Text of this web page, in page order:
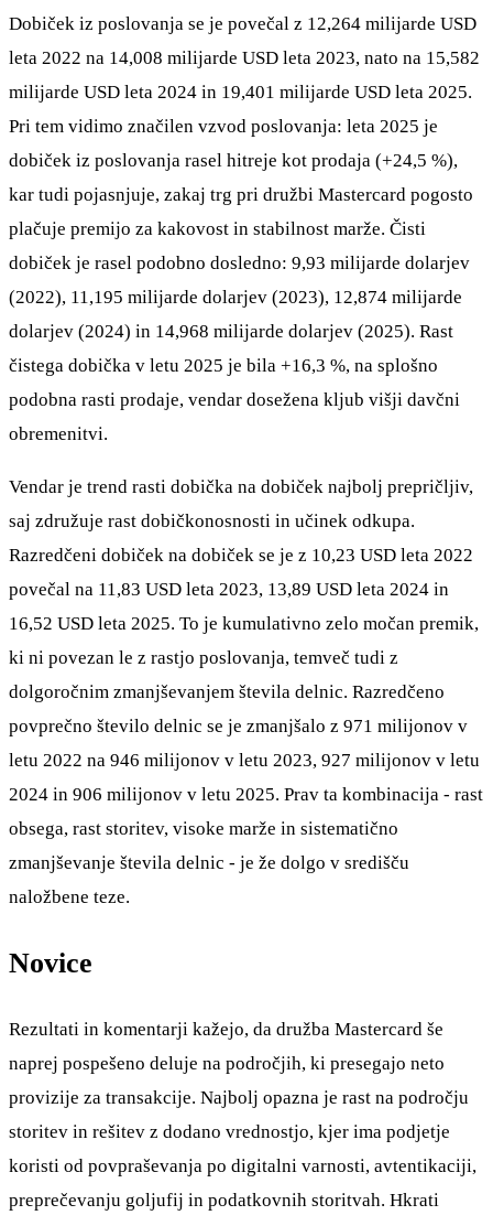
Dobiček iz poslovanja se je povečal z 12,264 milijarde USD
leta 2022 na 14,008 milijarde USD leta 2023, nato na 15,582
milijarde USD leta 2024 in 19,401 milijarde USD leta 2025.
Pri tem vidimo značilen vzvod poslovanja: leta 2025 je
dobiček iz poslovanja rasel hitreje kot prodaja (+24,5 %),
kar tudi pojasnjuje, zakaj trg pri družbi Mastercard pogosto
plačuje premijo za kakovost in stabilnost marže. Čisti
dobiček je rasel podobno dosledno: 9,93 milijarde dolarjev
(2022), 11,195 milijarde dolarjev (2023), 12,874 milijarde
dolarjev (2024) in 14,968 milijarde dolarjev (2025). Rast
čistega dobička v letu 2025 je bila +16,3 %, na splošno
podobna rasti prodaje, vendar dosežena kljub višji davčni
obremenitvi.
Vendar je trend rasti dobička na dobiček najbolj prepričljiv,
saj združuje rast dobičkonosnosti in učinek odkupa.
Razredčeni dobiček na dobiček se je z 10,23 USD leta 2022
povečal na 11,83 USD leta 2023, 13,89 USD leta 2024 in
16,52 USD leta 2025. To je kumulativno zelo močan premik,
ki ni povezan le z rastjo poslovanja, temveč tudi z
dolgoročnim zmanjševanjem števila delnic. Razredčeno
povprečno število delnic se je zmanjšalo z 971 milijonov v
letu 2022 na 946 milijonov v letu 2023, 927 milijonov v letu
2024 in 906 milijonov v letu 2025. Prav ta kombinacija - rast
obsega, rast storitev, visoke marže in sistematično
zmanjševanje števila delnic - je že dolgo v središču
naložbene teze.
Novice
Rezultati in komentarji kažejo, da družba Mastercard še
naprej pospešeno deluje na področjih, ki presegajo neto
provizije za transakcije. Najbolj opazna je rast na področju
storitev in rešitev z dodano vrednostjo, kjer ima podjetje
koristi od povpraševanja po digitalni varnosti, avtentikaciji,
preprečevanju goljufij in podatkovnih storitvah. Hkrati